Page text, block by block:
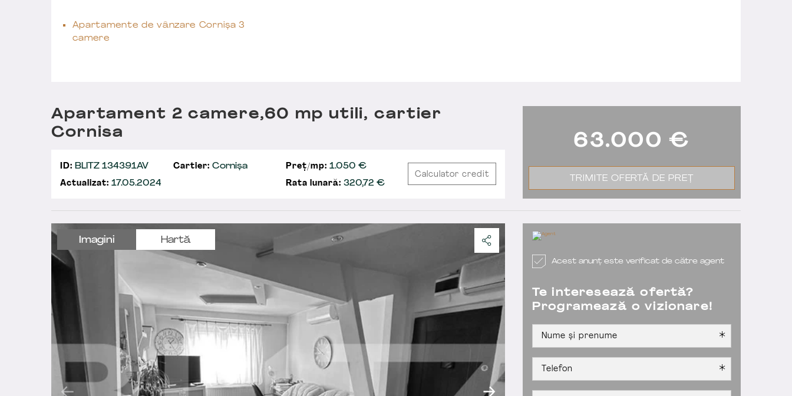
Apartamente de vânzare Cornișa 3
camere
Imagini Hartă
Apartament 2 camere,60 mp utili, cartier
Cornisa
ID: BLITZ 134391AV Cartier: Cornișa Preț/mp: 1.050 €
Actualizat: 17.05.2024 Rata lunară:320,72 €
Calculator credit
Acest anunț este verificat de către agent
Te interesează ofertă?
Programează o vizionare!
63.000 €
TRIMITE OFERTĂ DE PREȚ